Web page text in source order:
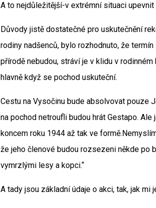
A to nejdůležitější-v extrémní situaci upevnit
Důvody jistě dostatečné pro uskutečnění
rodiny nadšenců, bylo rozhodnuto, že
přírodě nebudou, stráví je v klidu v
hlavně když se pochod uskuteční.
Cestu na Vysočinu bude absolvovat pouze
na pochod netroufli budou hrát Gestapo.
koncem roku 1944 až tak ve
že jeho členové budou rozsezeni někde po
vymrzlými lesy a kopci.“
A tady jsou základní údaje o akci, tak, jak mi